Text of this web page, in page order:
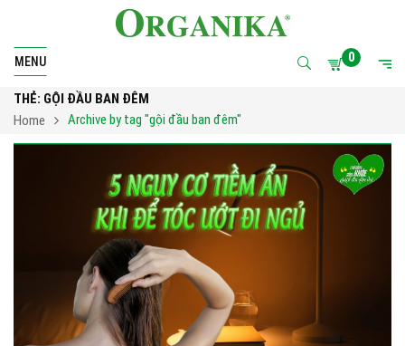
MENU 0
THẺ: GỘI ĐẦU BAN ĐÊM
Home
Archive by tag "gội đầu ban đêm"